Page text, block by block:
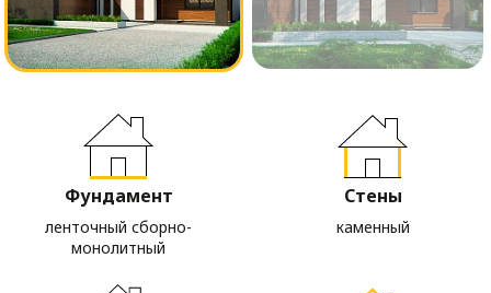
Фундамент
ленточный сборно-
монолитный
Стены
каменный